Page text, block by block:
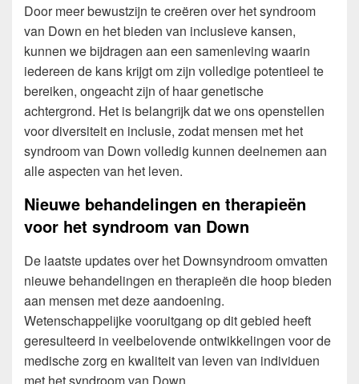
Door meer bewustzijn te creëren over het syndroom
van Down en het bieden van inclusieve kansen,
kunnen we bijdragen aan een samenleving waarin
iedereen de kans krijgt om zijn volledige potentieel te
bereiken, ongeacht zijn of haar genetische
achtergrond. Het is belangrijk dat we ons openstellen
voor diversiteit en inclusie, zodat mensen met het
syndroom van Down volledig kunnen deelnemen aan
alle aspecten van het leven.
Nieuwe behandelingen en therapieën
voor het syndroom van Down
De laatste updates over het Downsyndroom omvatten
nieuwe behandelingen en therapieën die hoop bieden
aan mensen met deze aandoening.
Wetenschappelijke vooruitgang op dit gebied heeft
geresulteerd in veelbelovende ontwikkelingen voor de
medische zorg en kwaliteit van leven van individuen
met het syndroom van Down.